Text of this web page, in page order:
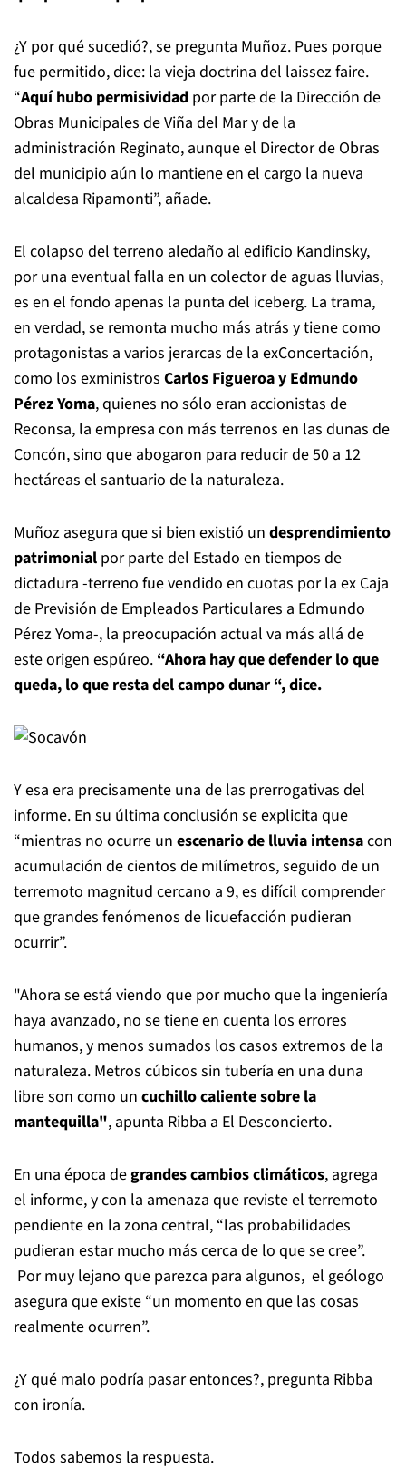
¿Y por qué sucedió?, se pregunta Muñoz. Pues porque
fue permitido, dice: la vieja doctrina del laissez faire.
“Aquí hubo permisividad por parte de la Dirección de
Obras Municipales de Viña del Mar y de la
administración Reginato, aunque el Director de Obras
del municipio aún lo mantiene en el cargo la nueva
alcaldesa Ripamonti”, añade.
El colapso del terreno aledaño al edificio Kandinsky,
por una eventual falla en un colector de aguas lluvias,
es en el fondo apenas la punta del iceberg. La trama,
en verdad, se remonta mucho más atrás y tiene como
protagonistas a varios jerarcas de la exConcertación,
como los exministros Carlos Figueroa y Edmundo
Pérez Yoma, quienes no sólo eran accionistas de
Reconsa, la empresa con más terrenos en las dunas de
Concón, sino que abogaron para reducir de 50 a 12
hectáreas el santuario de la naturaleza.
Muñoz asegura que si bien existió un desprendimiento
patrimonial por parte del Estado en tiempos de
dictadura -terreno fue vendido en cuotas por la ex Caja
de Previsión de Empleados Particulares a Edmundo
Pérez Yoma-, la preocupación actual va más allá de
este origen espúreo. “Ahora hay que defender lo que
queda, lo que resta del campo dunar “, dice.
Y esa era precisamente una de las prerrogativas del
informe. En su última conclusión se explicita que
“mientras no ocurre un escenario de lluvia intensacon
acumulación de cientos de milímetros, seguido de un
terremoto magnitud cercano a 9, es difícil comprender
que grandes fenómenos de licuefacción pudieran
ocurrir”.
"Ahora se está viendo que por mucho que la ingeniería
haya avanzado, no se tiene en cuenta los errores
humanos, y menos sumados los casos extremos de la
naturaleza. Metros cúbicos sin tubería en una duna
libre son como un cuchillo caliente sobre la
mantequilla", apunta Ribba a El Desconcierto.
En una época degrandes cambios climáticos, agrega
el informe, y con la amenaza que reviste el terremoto
pendiente en la zona central, “las probabilidades
pudieran estar mucho más cerca de lo que se cree”.
Por muy lejano que parezca para algunos, el geólogo
asegura que existe “un momento en que las cosas
realmente ocurren”.
¿Y qué malo podría pasar entonces?, pregunta Ribba
con ironía.
Todos sabemos la respuesta.